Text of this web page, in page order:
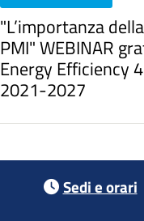
"L’importanza
PMI" WEBINAR
Energy Efficiency
2021-2027
Sedi e orari